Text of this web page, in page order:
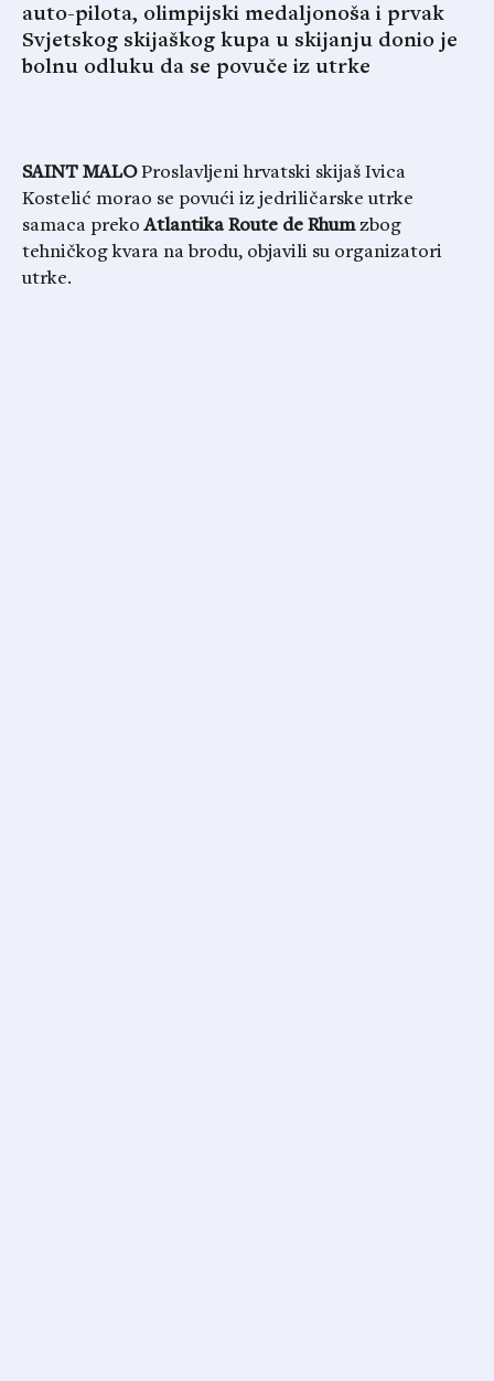
auto-pilota, olimpijski medaljonoša i prvak
Svjetskog skijaškog kupa u skijanju donio je
bolnu odluku da se povuče iz utrke
SAINT MALOProslavljeni hrvatski skijaš Ivica
Kostelić morao se povući iz jedriličarske utrke
samaca prekoAtlantika Route de Rhumzbog
tehničkog kvara na brodu, objavili su organizatori
utrke.